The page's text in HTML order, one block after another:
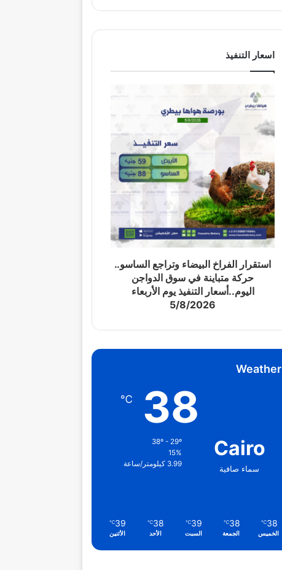
اسعار التنفيذ
استقرار الفراخ البيضاء وتراجع الساسو..
حركة متباينة في سوق الدواجن
اليوم..أسعار التنفيذ يوم الأربعاء
5/8/2026
Weather
Cairo
سماء صافية
38
℃
38º - 29º
15%
3.99 كيلومتر/ساعة
38
℃
الخميس
38
℃
الجمعة
39
℃
السبت
38
℃
الأحد
39
℃
الأثنين